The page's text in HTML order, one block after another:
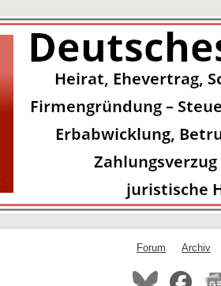
Forum Archiv